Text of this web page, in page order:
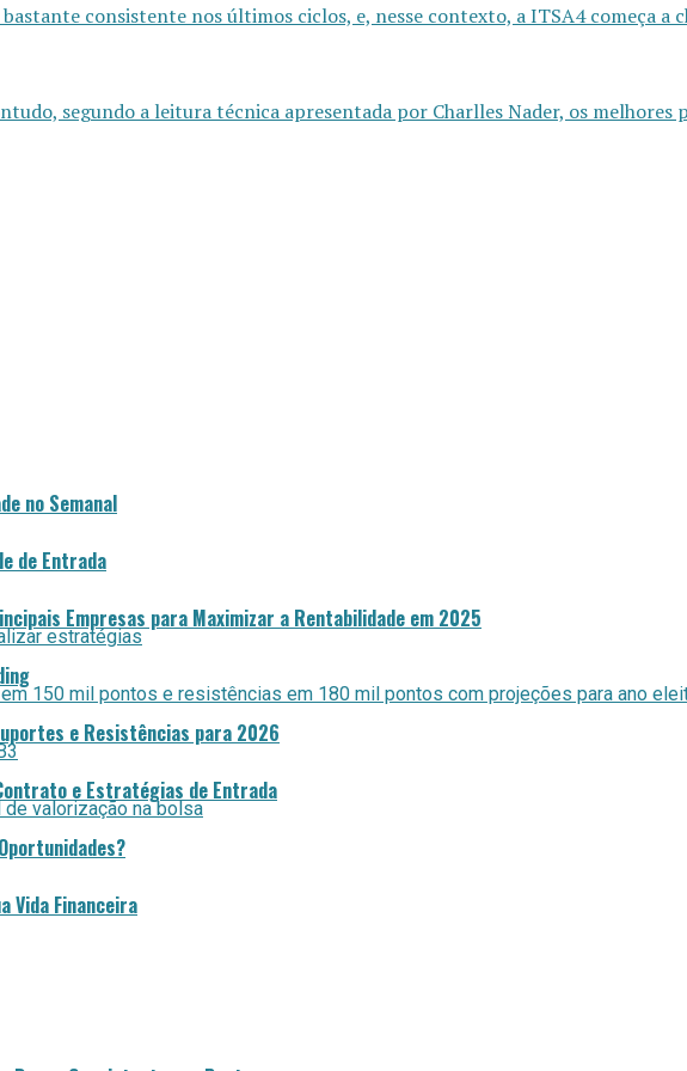
consistente nos últimos ciclos, e, nesse contexto, a ITSA4 começa a
segundo a leitura técnica apresentada por Charlles Nader, os melhores
no Semanal
de Entrada
Empresas para Maximizar a Rentabilidade em 2025
e Resistências para 2026
e Estratégias de Entrada
Vida Financeira